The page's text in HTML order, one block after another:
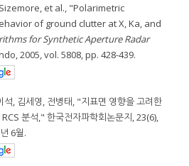
et al., "Polarimetric
of ground clutter at X, Ka, and
for Synthetic Aperture Radar
2005, vol. 5808, pp. 428-439.
석, 김세영, 전병태, "지표면 영향을 고려한
분석," 한국전자파학회논문지, 23(6),
6월.